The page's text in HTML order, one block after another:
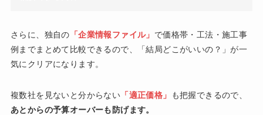
さらに、独自の 「企業情報ファイル」 で価格帯・工法・施工事
例までまとめて比較できるので、「結局どこがいいの？」が一
気にクリアになります。
複数社を見ないと分からない 「適正価格」
も把握できるので、
あとからの予算オーバーも防げます。